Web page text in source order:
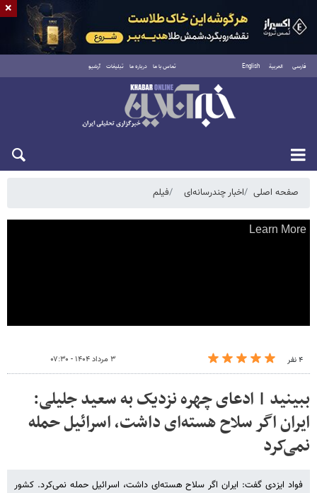
فارسی العربية English تماس با ما درباره ما تبلیغات آرشیو
یکشنبه ۱۸ مرداد ۱۴۰۵
صفحه اصلی اخبار چندرسانه‌ای فیلم
۴ نفر ۳ مرداد ۱۴۰۴ - ۰۷:۳۰
ببینید | ادعای چهره نزدیک به سعید جلیلی:
ایران اگر سلاح هسته‌ای داشت، اسرائیل حمله
نمی‌کرد
فواد ایزدی گفت: ایران اگر سلاح هسته‌ای داشت، اسرائیل حمله نمی‌کرد. کشور
×